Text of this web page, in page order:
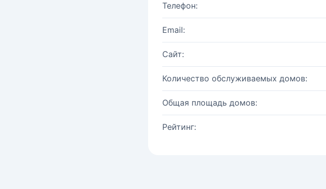
Телефон:
Email:
Сайт:
Количество обслуживаемых домов:
Общая площадь домов:
Рейтинг: